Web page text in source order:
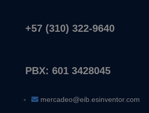
+57 (310) 322-9640
PBX: 601 3428045
mercadeo@eib.esinventor.com